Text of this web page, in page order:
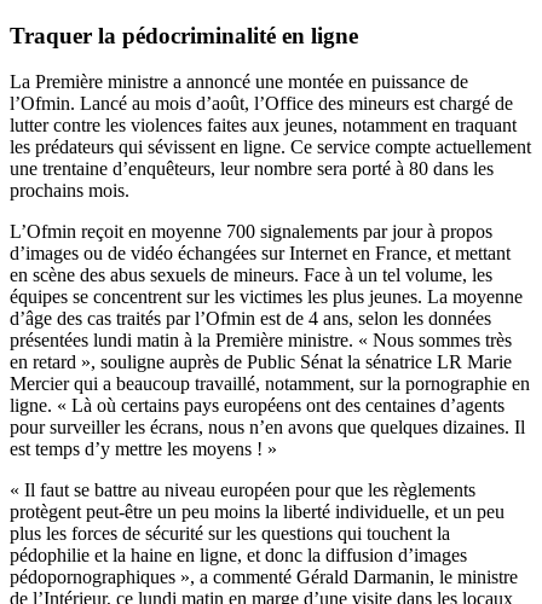
Traquer la pédocriminalité en ligne
La Première ministre a annoncé une montée en puissance de
l’Ofmin. Lancé au mois d’août, l’Office des mineurs est chargé de
lutter contre les violences faites aux jeunes, notamment en traquant
les prédateurs qui sévissent en ligne. Ce service compte actuellement
une trentaine d’enquêteurs, leur nombre sera porté à 80 dans les
prochains mois.
L’Ofmin reçoit en moyenne 700 signalements par jour à propos
d’images ou de vidéo échangées sur Internet en France, et mettant
en scène des abus sexuels de mineurs. Face à un tel volume, les
équipes se concentrent sur les victimes les plus jeunes. La moyenne
d’âge des cas traités par l’Ofmin est de 4 ans, selon les données
présentées lundi matin à la Première ministre. « Nous sommes très
en retard », souligne auprès de Public Sénat la sénatrice LR Marie
Mercier qui a beaucoup travaillé, notamment, sur la pornographie en
ligne. « Là où certains pays européens ont des centaines d’agents
pour surveiller les écrans, nous n’en avons que quelques dizaines. Il
est temps d’y mettre les moyens ! »
« Il faut se battre au niveau européen pour que les règlements
protègent peut-être un peu moins la liberté individuelle, et un peu
plus les forces de sécurité sur les questions qui touchent la
pédophilie et la haine en ligne, et donc la diffusion d’images
pédopornographiques », a commenté Gérald Darmanin, le ministre
de l’Intérieur, ce lundi matin en marge d’une visite dans les locaux